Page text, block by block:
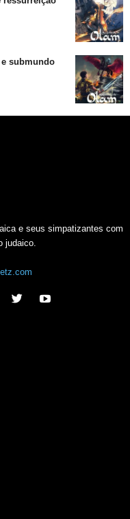
submundo
e seus simpatizantes com
judaico.